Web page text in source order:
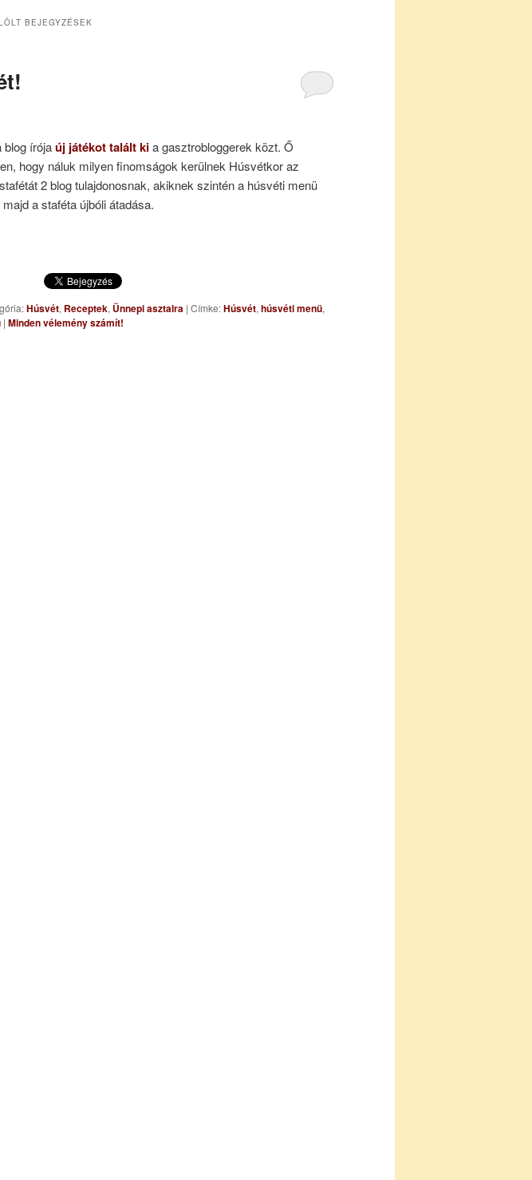
BEJEGYZÉSEK
blog írójaúj játékot talált kia gasztrobloggerek közt. Ő
hogy náluk milyen finomságok kerülnek Húsvétkor az
2 blog tulajdonosnak, akiknek szintén a húsvéti menü
a staféta újbóli átadása.
Húsvét, Receptek, Ünnepi asztalra | Címke:Húsvét, húsvéti menü,
| Minden vélemény számít!